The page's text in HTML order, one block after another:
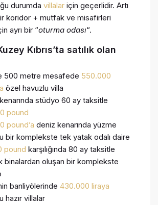
durumda villalar için geçerlidir. Artı
koridor + mutfak ve misafirleri
ayrı bir “oturma odası“.
Kıbrıs’ta satılık olan
500 metre mesafede 550.000
özel havuzlu villa
stüdyo 60 ay taksitle
pound
pound’a deniz kenarında yüzme
bir komplekste tek yatak odalı daire
pound karşılığında 80 ay taksitle
binalardan oluşan bir komplekste
banliyölerinde 430.000 liraya
hazır villalar